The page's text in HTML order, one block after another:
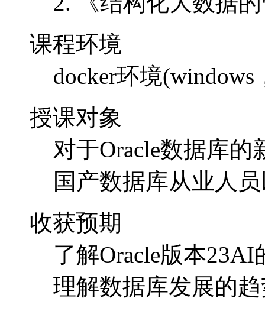
课程环境
docker环境
授课对象
对于Oracle数据库
国产数据库从业人
收获预期
了解Oracle版本
理解数据库发展的